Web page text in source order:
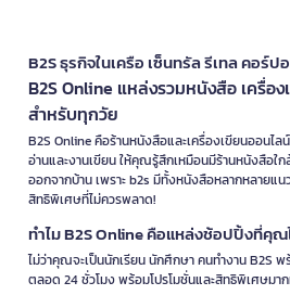
B2S ธุรกิจในเครือ เซ็นทรัล รีเทล คอร์
B2S Online แหล่งรวมหนังสือ เครื่อ
สำหรับทุกวัย
B2S Online คือร้านหนังสือและเครื่องเขียนออนไ
อ่านและงานเขียน ให้คุณรู้สึกเหมือนมีร้านหนังสือใ
ออกจากบ้าน เพราะ b2s มีทั้งหนังสือหลากหลายแ
สิทธิพิเศษที่ไม่ควรพลาด!
ทำไม B2S Online คือแหล่งช้อปปิ้งที่คุ
ไม่ว่าคุณจะเป็นนักเรียน นักศึกษา คนทำงาน B2S
ตลอด 24 ชั่วโมง พร้อมโปรโมชั่นและสิทธิพิเศษมา